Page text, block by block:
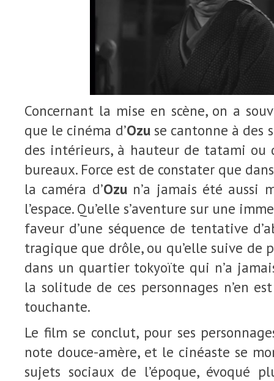
Concernant la mise en scène, on a
que le cinéma d’Ozu se cantonne à des
des intérieurs, à hauteur de tatami ou
bureaux. Force est de constater que
la caméra d’Ozun’a jamais été aussi
l’espace. Qu’elle s’aventure sur une
faveur d’une séquence de tentative
tragique que drôle, ou qu’elle suive de
dans un quartier tokyoïte qui n’a
la solitude de ces personnages n’en
touchante.
Le film se conclut, pour ses
note douce-amère, et le cinéaste se
sujets sociaux de l’époque, évoqué